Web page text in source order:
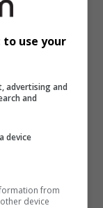
de
to use your
advertising and
and
device
from
device